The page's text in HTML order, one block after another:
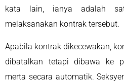
kata lain, ianya adalah
melaksanakan kontrak tersebut.
Apabila kontrak dikecewakan,
dibatalkan tetapi dibawa ke
merta secara automatik.